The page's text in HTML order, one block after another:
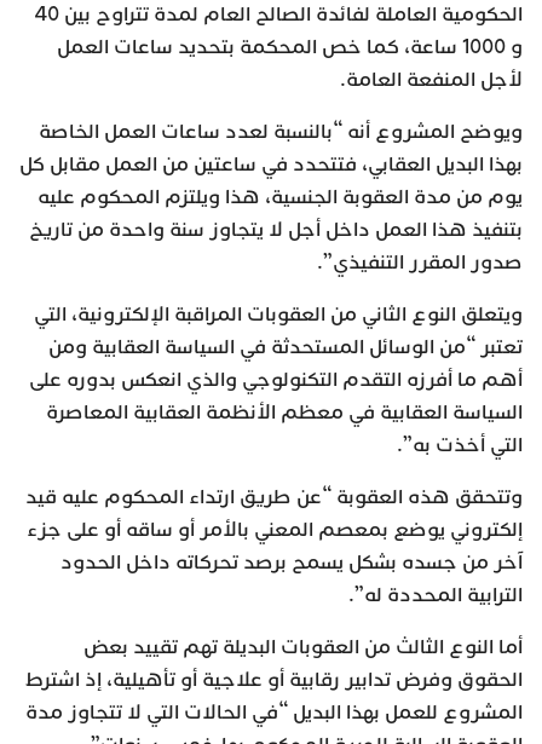
الحكومية العاملة لفائدة الصالح العام لمدة تتراوح بين 40
و 1000 ساعة، كما خص المحكمة بتحديد ساعات العمل
لأجل المنفعة العامة.
ويوضح المشروع أنه “بالنسبة لعدد ساعات العمل الخاصة
بهذا البديل العقابي، فتتحدد في ساعتين من العمل مقابل كل
يوم من مدة العقوبة الجنسية، هذا ويلتزم المحكوم عليه
بتنفيذ هذا العمل داخل أجل لا يتجاوز سنة واحدة من تاريخ
صدور المقرر التنفيذي”.
ويتعلق النوع الثاني من العقوبات المراقبة الإلكترونية، التي
تعتبر “من الوسائل المستحدثة في السياسة العقابية ومن
أهم ما أفرزه التقدم التكنولوجي والذي انعكس بدوره على
السياسة العقابية في معظم الأنظمة العقابية المعاصرة
التي أخذت به”.
وتتحقق هذه العقوبة “عن طريق ارتداء المحكوم عليه قيد
إلكتروني يوضع بمعصم المعني بالأمر أو ساقه أو على جزء
آخر من جسده بشكل يسمح برصد تحركاته داخل الحدود
الترابية المحددة له”.
أما النوع الثالث من العقوبات البديلة تهم تقييد بعض
الحقوق وفرض تدابير رقابية أو علاجية أو تأهيلية، إذ اشترط
المشروع للعمل بهذا البديل “في الحالات التي لا تتجاوز مدة